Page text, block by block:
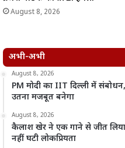
August 8, 2026
अभी-अभी
August 8, 2026
PM मोदी का IIT दिल्ली में
उतना मजबूत बनेगा
August 8, 2026
कैलाश खेर ने एक गाने से जीत
नहीं घटी लोकप्रियता